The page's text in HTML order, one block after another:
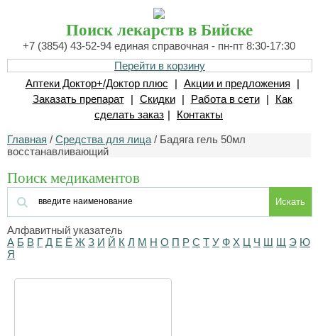
Поиск лекарств в Бийске
+7 (3854) 43-52-94 единая справочная - пн-пт 8:30-17:30
Перейти в корзину
Аптеки Доктор+/Доктор плюс
| Акции и предложения
|
Заказать препарат
| Скидки | Работа в сети |
Как
сделать заказ | Контакты
Главная / Средства для лица / Бадяга гель 50мл
восстанавливающий
Поиск медикаментов
Искать
Алфавитный указатель
А Б В Г Д Е Ё Ж З И Й К Л М Н О П Р С Т У Ф Х Ц Ч Ш Щ Э Ю
Я